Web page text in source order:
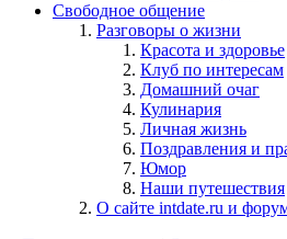
Свободное общение
Разговоры о жизни
Красота и здоровье
Клуб по интересам
Домашний очаг
Кулинария
Личная жизнь
Поздравления и
Юмор
Наши путешествия
О сайте intdate.ru и